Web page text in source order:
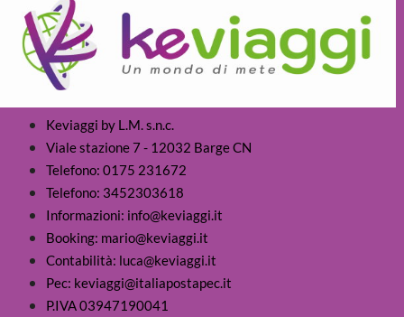
Keviaggi by L.M. s.n.c.
Viale stazione 7 - 12032 Barge CN
Telefono: 0175 231672
Telefono: 3452303618
Informazioni: info@keviaggi.it
Booking: mario@keviaggi.it
Contabilità: luca@keviaggi.it
Pec: keviaggi@italiapostapec.it
P.IVA 03947190041